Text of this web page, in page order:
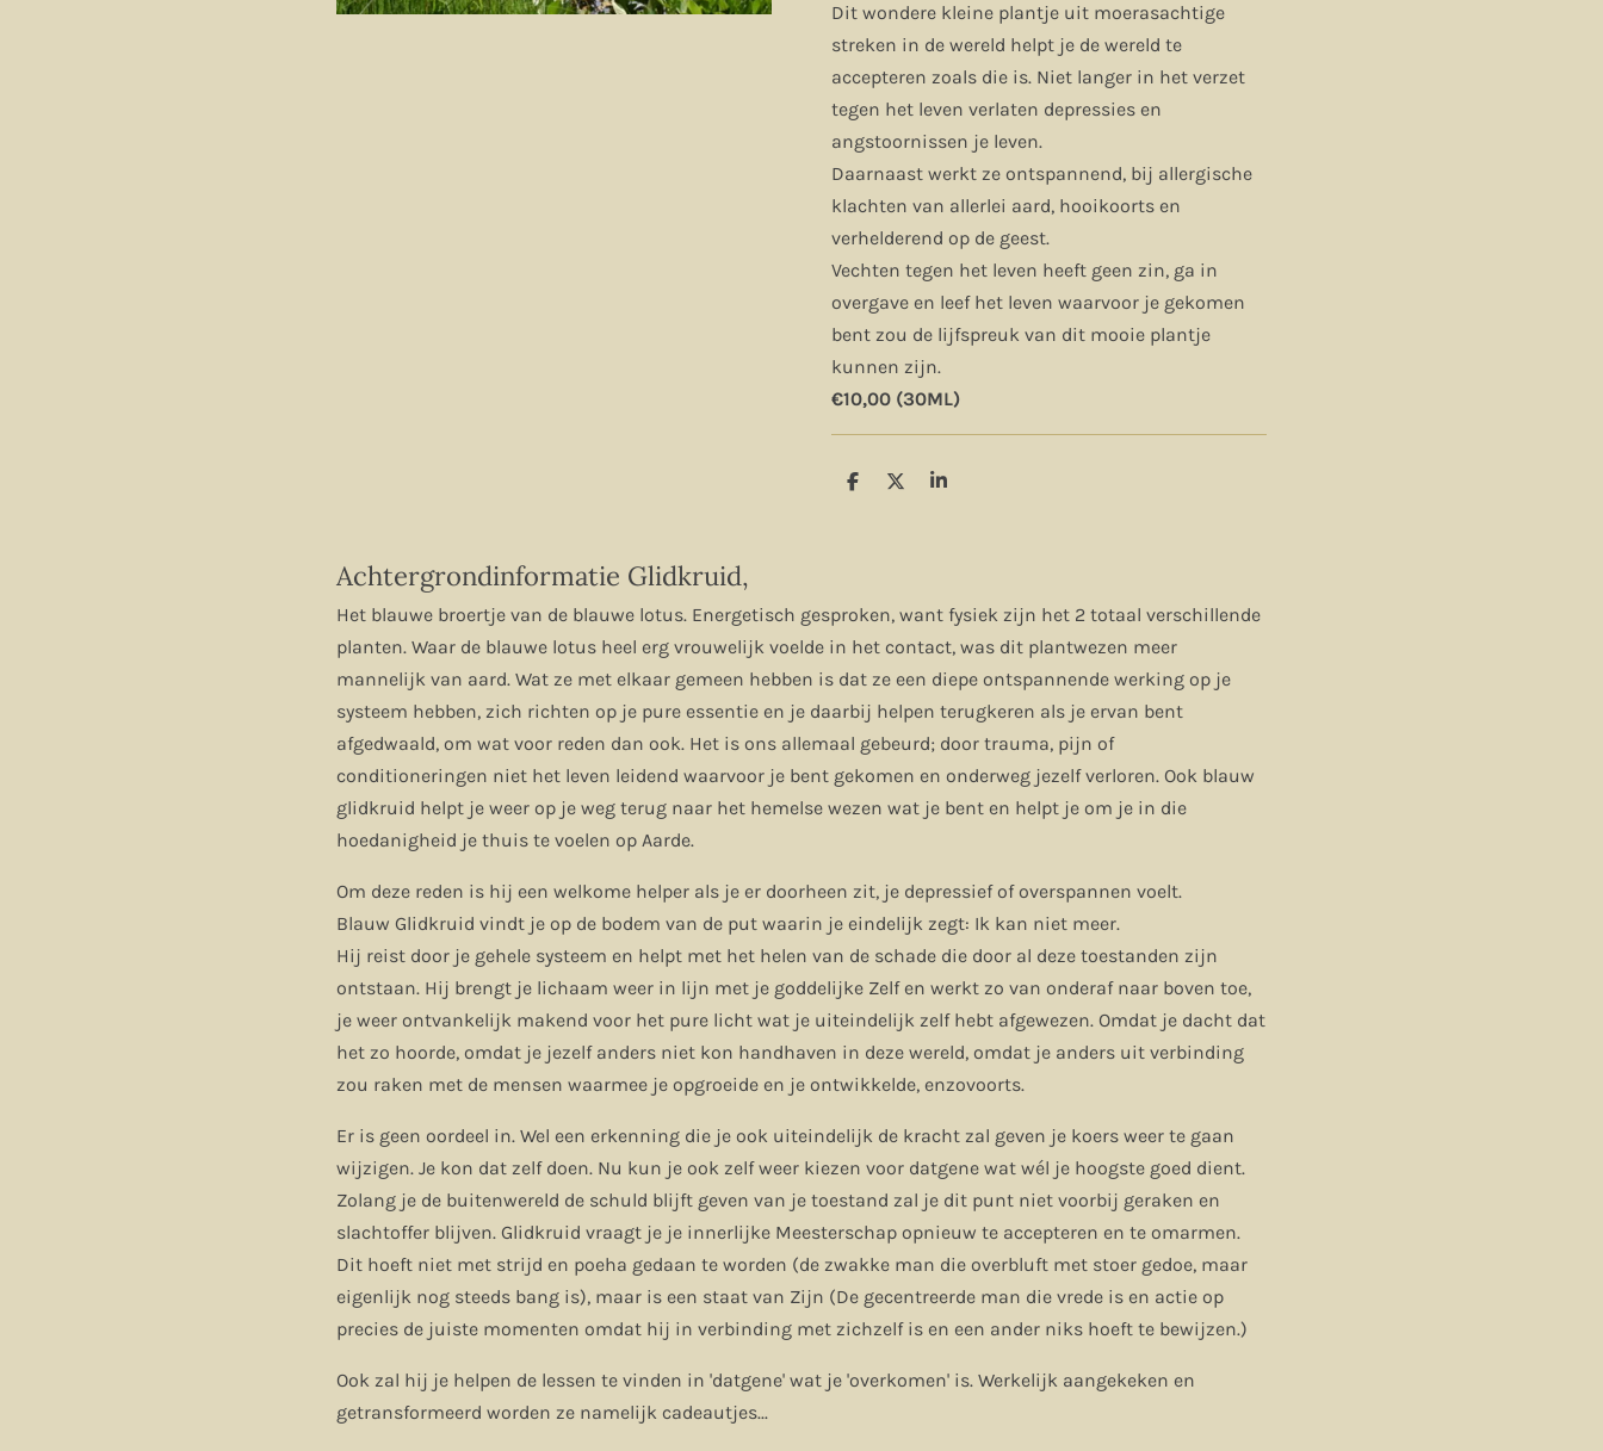
Dit wondere kleine plantje uit moerasachtige
streken in de wereld helpt je de wereld te
accepteren zoals die is. Niet langer in het verzet
tegen het leven verlaten depressies en
angstoornissen je leven.
Daarnaast werkt ze ontspannend, bij allergische
klachten van allerlei aard, hooikoorts en
verhelderend op de geest.
Vechten tegen het leven heeft geen zin, ga in
overgave en leef het leven waarvoor je gekomen
bent zou de lijfspreuk van dit mooie plantje
kunnen zijn.
€10,00 (30ML)
D
D
S
Achtergrondinformatie Glidkruid,
Het blauwe broertje van de blauwe lotus. Energetisch gesproken, want fysiek zijn het 2 totaal verschillende
planten. Waar de blauwe lotus heel erg vrouwelijk voelde in het contact, was dit plantwezen meer
mannelijk van aard. Wat ze met elkaar gemeen hebben is dat ze een diepe ontspannende werking op je
systeem hebben, zich richten op je pure essentie en je daarbij helpen terugkeren als je ervan bent
afgedwaald, om wat voor reden dan ook. Het is ons allemaal gebeurd; door trauma, pijn of
conditioneringen niet het leven leidend waarvoor je bent gekomen en onderweg jezelf verloren. Ook blauw
glidkruid helpt je weer op je weg terug naar het hemelse wezen wat je bent en helpt je om je in die
hoedanigheid je thuis te voelen op Aarde.
Om deze reden is hij een welkome helper als je er doorheen zit, je depressief of overspannen voelt.
Blauw Glidkruid vindt je op de bodem van de put waarin je eindelijk zegt: Ik kan niet meer.
Hij reist door je gehele systeem en helpt met het helen van de schade die door al deze toestanden zijn
ontstaan. Hij brengt je lichaam weer in lijn met je goddelijke Zelf en werkt zo van onderaf naar boven toe,
je weer ontvankelijk makend voor het pure licht wat je uiteindelijk zelf hebt afgewezen. Omdat je dacht dat
het zo hoorde, omdat je jezelf anders niet kon handhaven in deze wereld, omdat je anders uit verbinding
zou raken met de mensen waarmee je opgroeide en je ontwikkelde, enzovoorts.
Er is geen oordeel in. Wel een erkenning die je ook uiteindelijk de kracht zal geven je koers weer te gaan
wijzigen. Je kon dat zelf doen. Nu kun je ook zelf weer kiezen voor datgene wat wél je hoogste goed dient.
Zolang je de buitenwereld de schuld blijft geven van je toestand zal je dit punt niet voorbij geraken en
slachtoffer blijven. Glidkruid vraagt je je innerlijke Meesterschap opnieuw te accepteren en te omarmen.
Dit hoeft niet met strijd en poeha gedaan te worden (de zwakke man die overbluft met stoer gedoe, maar
eigenlijk nog steeds bang is), maar is een staat van Zijn (De gecentreerde man die vrede is en actie op
precies de juiste momenten omdat hij in verbinding met zichzelf is en een ander niks hoeft te bewijzen.)
Ook zal hij je helpen de lessen te vinden in 'datgene' wat je 'overkomen' is. Werkelijk aangekeken en
getransformeerd worden ze namelijk cadeautjes...